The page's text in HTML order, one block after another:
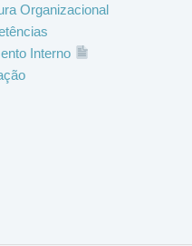
Organizacional
Interno